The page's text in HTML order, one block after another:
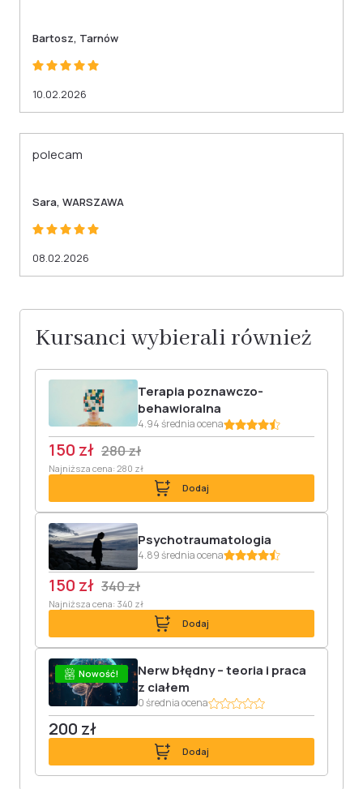
Bartosz, Tarnów
10.02.2026
polecam
Sara, WARSZAWA
08.02.2026
Kursanci wybierali również
Terapia poznawczo-
behawioralna
4.94 średnia ocena
150 zł 280 zł
Najniższa cena: 280 zł
Dodaj
Psychotraumatologia
4.89 średnia ocena
150 zł 340 zł
Najniższa cena: 340 zł
Dodaj
Nowość!
Nerw błędny – teoria i praca
z ciałem
0 średnia ocena
200 zł
Dodaj